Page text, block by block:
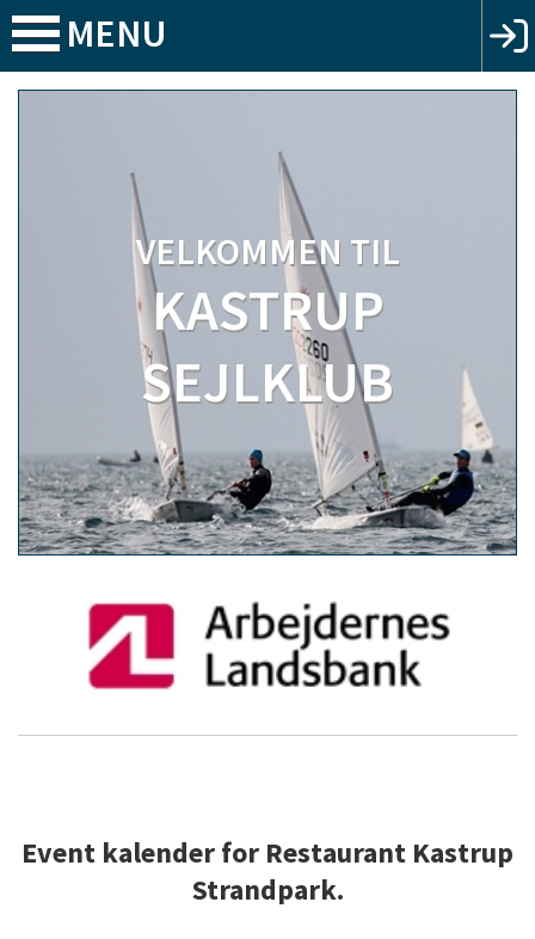
MENU
VELKOMMEN TIL
KASTRUP
SEJLKLUB
Event kalender for Restaurant Kastrup
Strandpark.